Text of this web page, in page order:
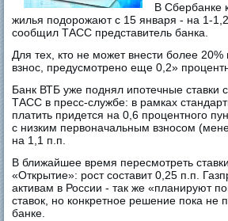
В Сбербанке
жилья подорожают с 15 января - на 1-1,2
сообщил ТАСС представитель банка.
Для тех, кто не может внести более
взнос, предусмотрено еще 0,2»
Банк ВТБ уже поднял ипотечные ставки
ТАСС в пресс-службе: в рамках
платить придется на 0,6 процентного
с низким первоначальным взносом
на 1,1 п.п.
В ближайшее время пересмотреть
«Открытие»: рост составит 0,25 п.п.
активам в России - так же «планируют
ставок, но конкретное решение пока не
банке.